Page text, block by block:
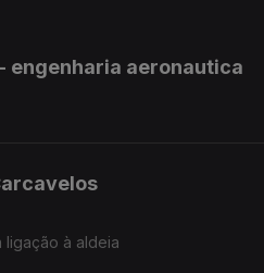
engenharia aeronautica
ligação à aldeia